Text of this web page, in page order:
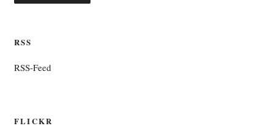
RSS
RSS-Feed
FLICKR